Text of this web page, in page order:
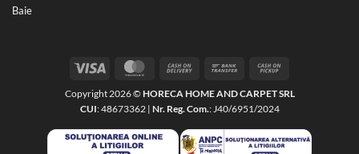
Baie
MasterCard Cash
Delivery
Bank
Pickup
Copyright 2026 © HORECA HOME AND CARPET SRL
CUI: 48673362 | Nr. Reg. Com.: J40/6951/2024